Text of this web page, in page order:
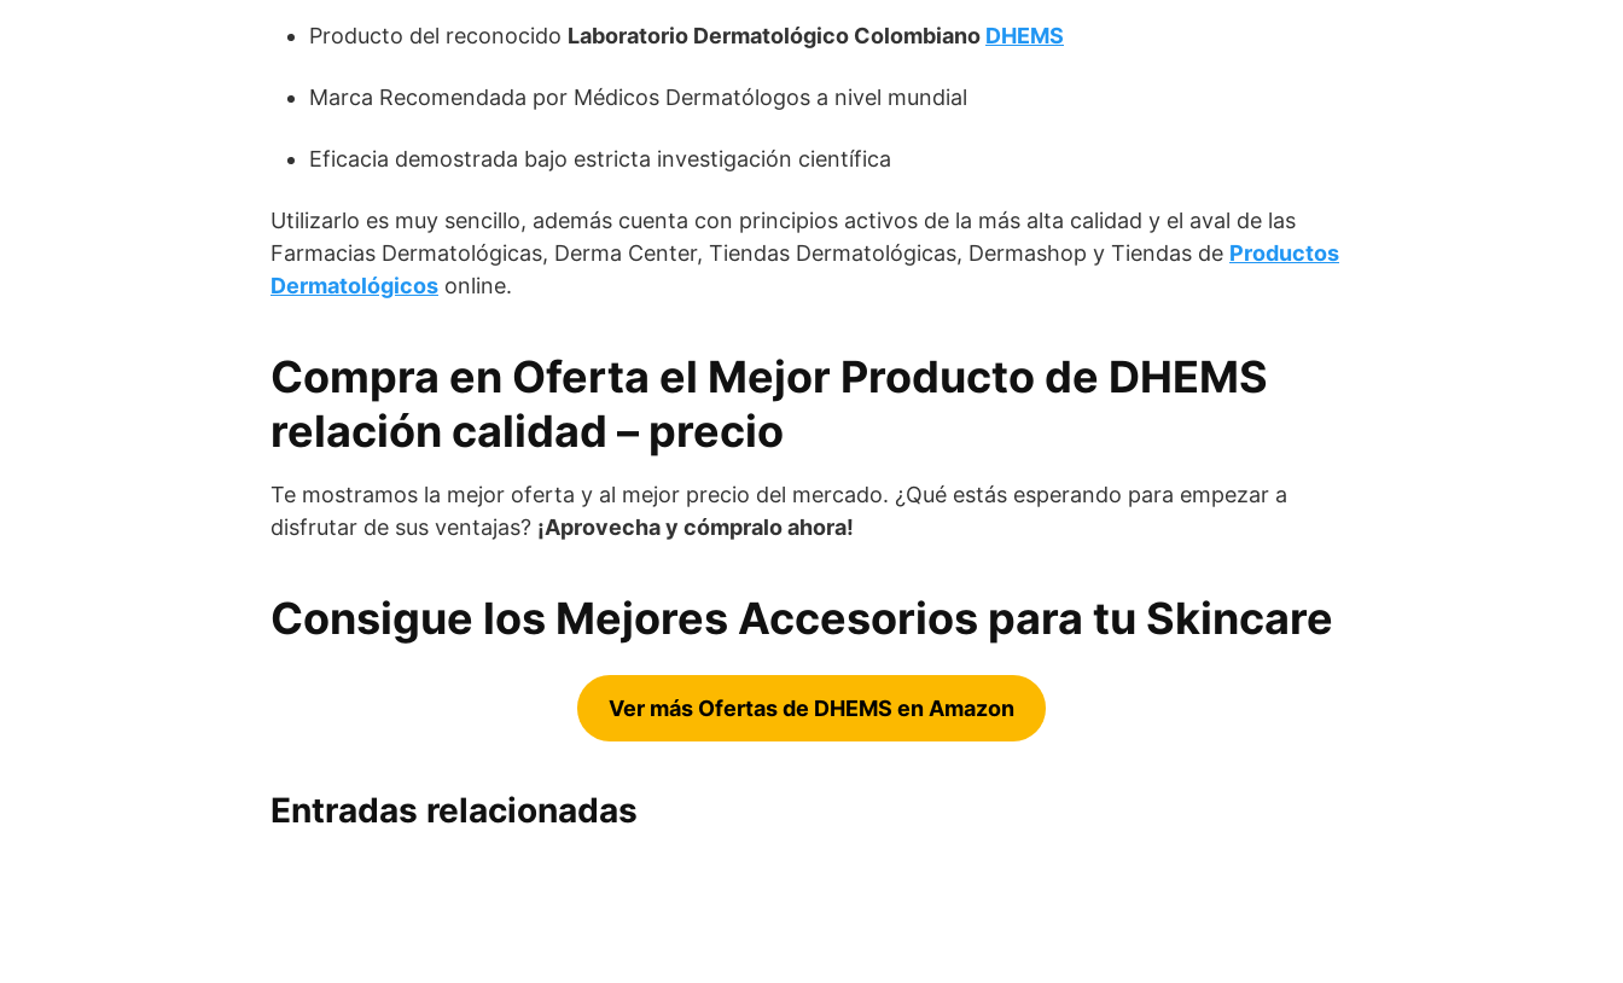
Producto del reconocido Laboratorio Dermatológico Colombiano DHEMS
Marca Recomendada por Médicos Dermatólogos a nivel mundial
Eficacia demostrada bajo estricta investigación científica
Utilizarlo es muy sencillo, además cuenta con principios activos de la más alta calidad y el aval de las
Farmacias Dermatológicas, Derma Center, Tiendas Dermatológicas, Dermashop y Tiendas de Productos
Dermatológicos online.
Compra en Oferta el Mejor Producto de DHEMS
relación calidad – precio
Te mostramos la mejor oferta y al mejor precio del mercado. ¿Qué estás esperando para empezar a
disfrutar de sus ventajas? ¡Aprovecha y cómpralo ahora!
Consigue los Mejores Accesorios para tu Skincare
Ver más Ofertas de DHEMS en Amazon
Entradas relacionadas